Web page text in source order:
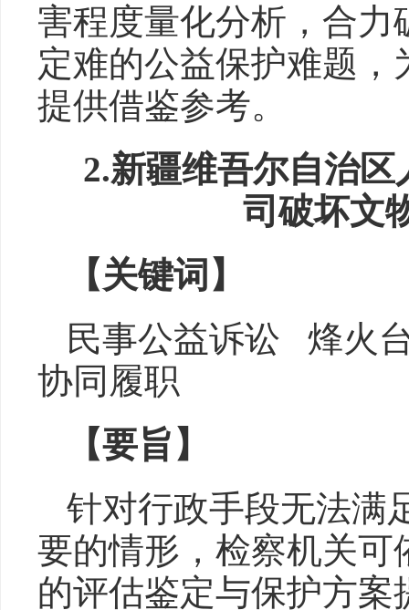
害程度量化分析，合
定难的公益保护难题
提供借鉴参考。
2.新疆维吾尔自治
司破坏文
【关键词】
民事公益诉讼 烽火
协同履职
【要旨】
针对行政手段无法满
要的情形，检察机关
的评估鉴定与保护方